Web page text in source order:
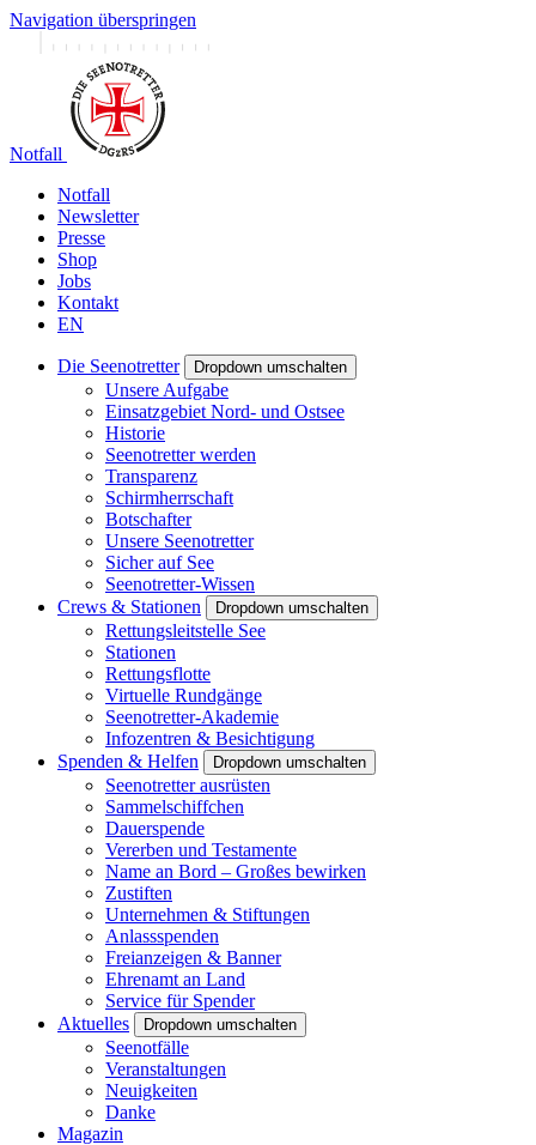
Navigation überspringen
Notfall
Notfall
Newsletter
Presse
Shop
Jobs
Kontakt
EN
Die Seenotretter Dropdown umschalten
Unsere Aufgabe
Einsatzgebiet Nord- und Ostsee
Historie
Seenotretter werden
Transparenz
Schirmherrschaft
Botschafter
Unsere Seenotretter
Sicher auf See
Seenotretter-Wissen
Crews & Stationen
Dropdown umschalten
Rettungsleitstelle See
Stationen
Rettungsflotte
Virtuelle Rundgänge
Seenotretter-Akademie
Infozentren & Besichtigung
Spenden & Helfen
Dropdown umschalten
Seenotretter ausrüsten
Sammelschiffchen
Dauerspende
Vererben und Testamente
Name an Bord – Großes bewirken
Zustiften
Unternehmen & Stiftungen
Anlassspenden
Freianzeigen & Banner
Ehrenamt an Land
Service für Spender
Aktuelles
Dropdown umschalten
Seenotfälle
Veranstaltungen
Neuigkeiten
Danke
Magazin